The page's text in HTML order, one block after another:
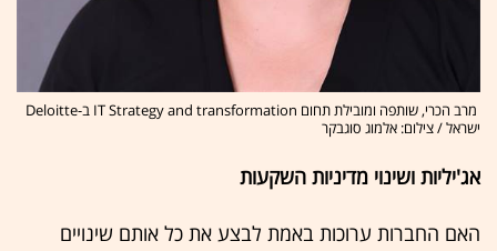
מרב הכרי, שותפה ומובילת תחום IT Strategy and transformation ב-Deloitte
ישראל / צילום: אלמוג סוגבקר
אג'יליות ושינוי מדיניות השקעות
האם החברות ערוכות באמת לבצע את כל אותם שינויים